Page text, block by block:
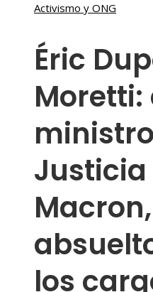
Activismo y ONG
Éric
Moretti:
Justicia
Macron,
los